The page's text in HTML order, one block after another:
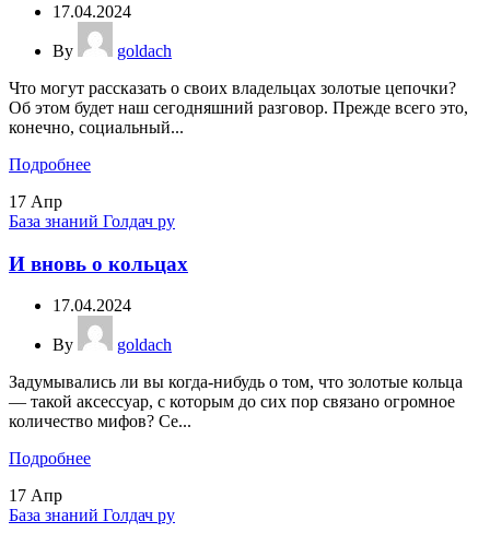
17.04.2024
By
goldach
Что могут рассказать о своих владельцах золотые цепочки?
Об этом будет наш сегодняшний разговор. Прежде всего это,
конечно, социальный...
Подробнее
17 Апр
База знаний Голдач ру
И вновь о кольцах
17.04.2024
By
goldach
Задумывались ли вы когда-нибудь о том, что золотые кольца
— такой аксессуар, с которым до сих пор связано огромное
количество мифов? Се...
Подробнее
17 Апр
База знаний Голдач ру